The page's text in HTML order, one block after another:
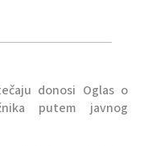
donosi Oglas o
putem javnog